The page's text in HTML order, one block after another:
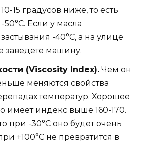
15 градусов ниже, то есть
50°C. Если у масла
-40°C, а на улице
заведете машину.
(Viscosity Index). Чем он
меняются свойства
температур. Хорошее
имеет индекс выше 160-170.
при -30°C оно будет очень
+100°C не превратится в